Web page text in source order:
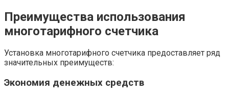
Преимущества использования
многотарифного счетчика
Установка многотарифного счетчика предоставляет ряд
значительных преимуществ:
Экономия денежных средств